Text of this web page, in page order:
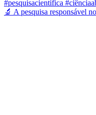
🔬 A pesquisa responsável